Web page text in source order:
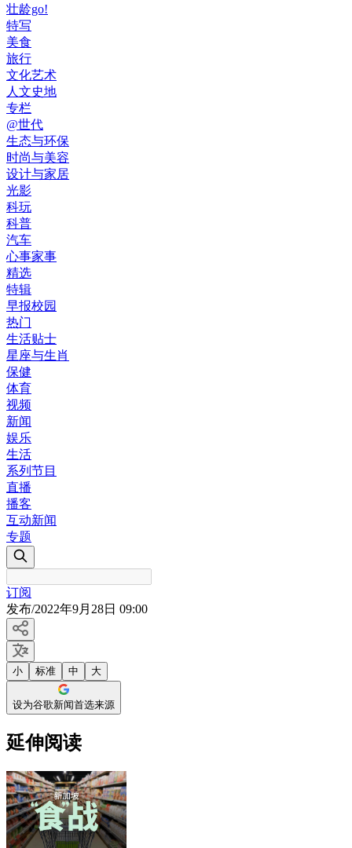
壮龄go!
特写
美食
旅行
文化艺术
人文史地
专栏
@世代
生态与环保
时尚与美容
设计与家居
光影
科玩
科普
汽车
心事家事
精选
特辑
早报校园
热门
生活贴士
星座与生肖
保健
体育
视频
新闻
娱乐
生活
系列节目
直播
播客
互动新闻
专题
订阅
发布/2022年9月28日 09:00
小 标准 中 大
设为谷歌新闻首选来源
延伸阅读